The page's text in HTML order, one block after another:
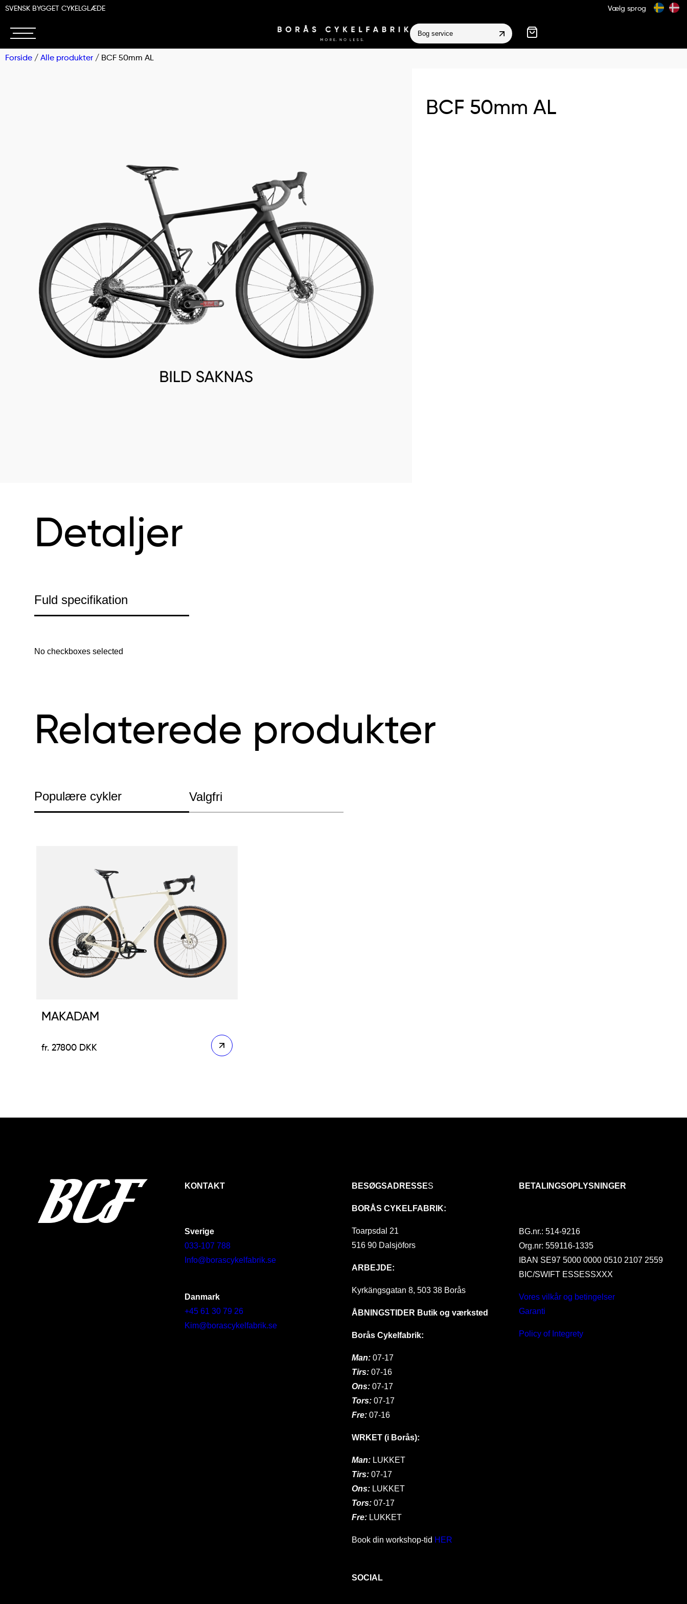
SVENSK BYGGET CYKELGLÆDE Vælg sprog
Bog service
Forside / Alle produkter / BCF 50mm AL
BCF 50mm AL
Detaljer
Fuld specifikation
No checkboxes selected
Relaterede produkter
Populære cykler Valgfri
MAKADAM
27800 DKK
KONTAKT
Sverige
033-107 788
Info@borascykelfabrik.se
Danmark
+45 61 30 79 26
Kim@borascykelfabrik.se
BESØGSADRESSES
BORÅS CYKELFABRIK:
Toarpsdal 21
516 90 Dalsjöfors
ARBEJDE:
Kyrkängsgatan 8, 503 38 Borås
ÅBNINGSTIDER Butik og værksted
Borås Cykelfabrik:
Man: 07-17
Tirs: 07-16
Ons:07-17
Tors: 07-17
Fre: 07-16
WRKET (i Borås):
Man: LUKKET
Tirs: 07-17
Ons:LUKKET
Tors: 07-17
Fre: LUKKET
Book din workshop-tid HER
SOCIAL
BETALINGSOPLYSNINGER
BG.nr.: 514-9216
Org.nr: 559116-1335
IBAN SE97 5000 0000 0510 2107 2559
BIC/SWIFT ESSESSXXX
Vores vilkår og betingelser
Garanti
Policy of Integrety